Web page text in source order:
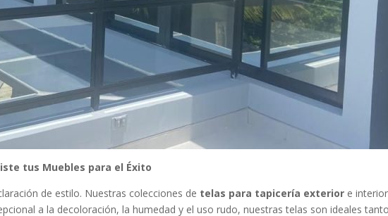
tus Muebles para el Éxito
de estilo. Nuestras colecciones de telas para tapicería exterior e
a la decoloración, la humedad y el uso rudo, nuestras telas son ideales